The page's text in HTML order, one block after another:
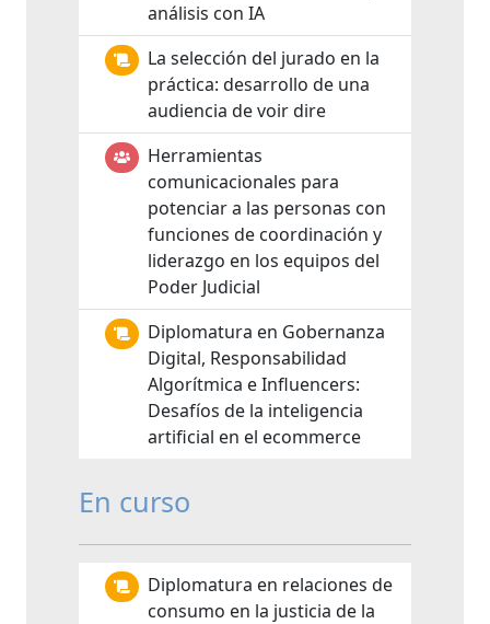
análisis con IA
La selección del jurado en la
práctica: desarrollo de una
audiencia de voir dire
Herramientas
comunicacionales para
potenciar a las personas con
funciones de coordinación y
liderazgo en los equipos del
Poder Judicial
Diplomatura en Gobernanza
Digital, Responsabilidad
Algorítmica e Influencers:
Desafíos de la inteligencia
artificial en el ecommerce
En curso
Diplomatura en relaciones de
consumo en la justicia de la